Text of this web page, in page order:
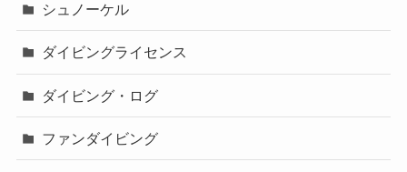
シュノーケル
ダイビングライセンス
ダイビング・ログ
ファンダイビング